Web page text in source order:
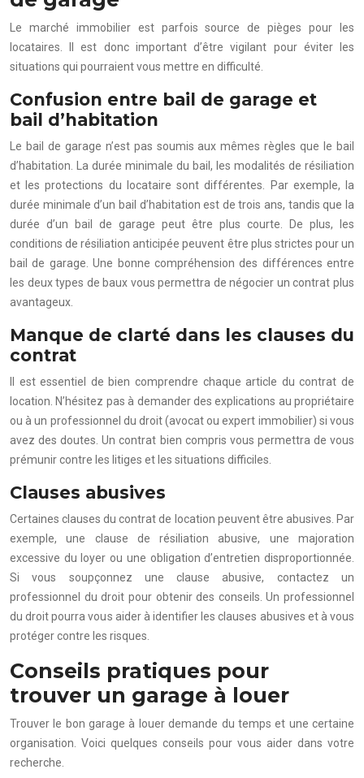
Le marché immobilier est parfois source de pièges pour les
locataires. Il est donc important d’être vigilant pour éviter les
situations qui pourraient vous mettre en difficulté.
Confusion entre bail de garage et
bail d’habitation
Le bail de garage n’est pas soumis aux mêmes règles que le bail
d’habitation. La durée minimale du bail, les modalités de résiliation
et les protections du locataire sont différentes. Par exemple, la
durée minimale d’un bail d’habitation est de trois ans, tandis que la
durée d’un bail de garage peut être plus courte. De plus, les
conditions de résiliation anticipée peuvent être plus strictes pour un
bail de garage. Une bonne compréhension des différences entre
les deux types de baux vous permettra de négocier un contrat plus
avantageux.
Manque de clarté dans les clauses du
contrat
Il est essentiel de bien comprendre chaque article du contrat de
location. N’hésitez pas à demander des explications au propriétaire
ou à un professionnel du droit (avocat ou expert immobilier) si vous
avez des doutes. Un contrat bien compris vous permettra de vous
prémunir contre les litiges et les situations difficiles.
Clauses abusives
Certaines clauses du contrat de location peuvent être abusives. Par
exemple, une clause de résiliation abusive, une majoration
excessive du loyer ou une obligation d’entretien disproportionnée.
Si vous soupçonnez une clause abusive, contactez un
professionnel du droit pour obtenir des conseils. Un professionnel
du droit pourra vous aider à identifier les clauses abusives et à vous
protéger contre les risques.
Conseils pratiques pour
trouver un garage à louer
Trouver le bon garage à louer demande du temps et une certaine
organisation. Voici quelques conseils pour vous aider dans votre
recherche.